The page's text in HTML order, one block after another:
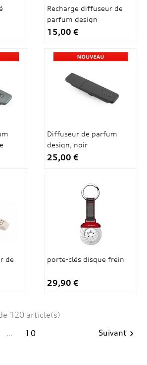
Recharge diffuseur de
parfum design
15,00 €
Diffuseur de parfum
design, noir
25,00 €
de
porte-clés disque frein
29,90 €
120 article(s)
… 10 Suivant 